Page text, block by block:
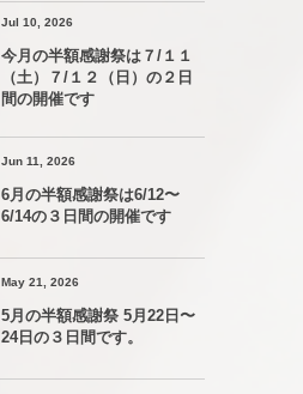
Jul 10, 2026
今月の半額感謝祭は７/１１
（土）７/１２（日）の２日
間の開催です
Jun 11, 2026
6月の半額感謝祭は6/12〜
6/14の３日間の開催です
May 21, 2026
5月の半額感謝祭 5月22日〜
24日の３日間です。